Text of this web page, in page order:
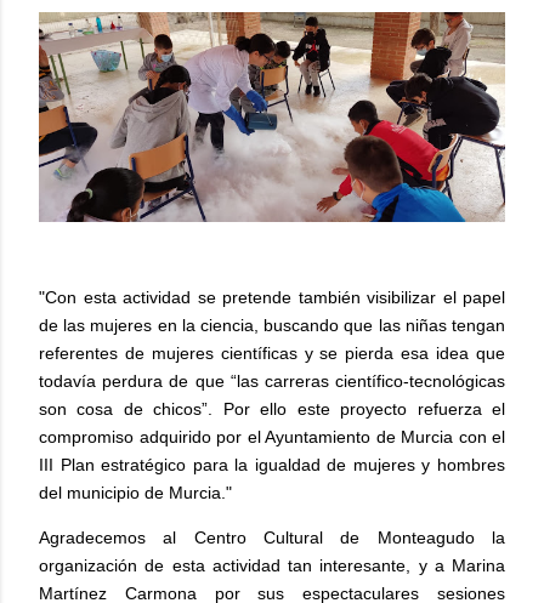
"Con esta actividad se pretende también visibilizar el papel
de las mujeres en la ciencia, buscando que las niñas tengan
referentes de mujeres científicas y se pierda esa idea que
todavía perdura de que “las carreras científico-tecnológicas
son cosa de chicos”. Por ello este proyecto refuerza el
compromiso adquirido por el Ayuntamiento de Murcia con el
III Plan estratégico para la igualdad de mujeres y hombres
del municipio de Murcia."
Agradecemos al Centro Cultural de Monteagudo la
organización de esta actividad tan interesante, y a Marina
Martínez Carmona por sus espectaculares sesiones